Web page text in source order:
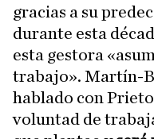
gracias a su
durante esta
esta gestora
trabajo». Martín-
hablado con
voluntad de